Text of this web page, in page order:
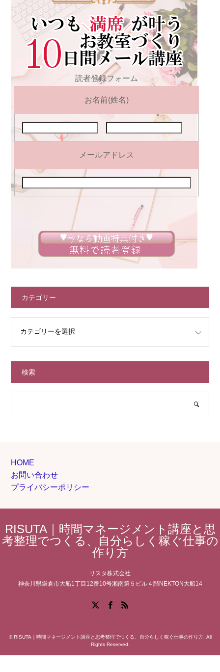
読者登録フォーム
お名前(姓名)
メールアドレス
カテゴリー
検索
HOME
お問い合わせ
プライバシーポリシー
RISUTA｜時間マネージメント講座と思
考整理でつくる、自分らしく稼ぐ仕事の
作り方
リスタ株式会社
神奈川県鎌倉市大船1丁目12番10号湘南第５ビル４階NEKTON大船14
©RISUTA｜時間マネージメント講座と思考整理でつくる、自分らしく稼ぐ仕事の作り方. All
Rights Reserved.